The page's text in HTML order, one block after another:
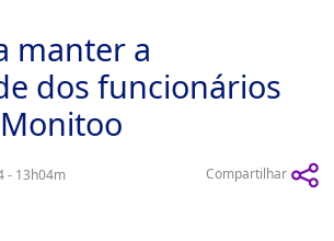
manter a
dos funcionários
- 13h04m Compartilhar